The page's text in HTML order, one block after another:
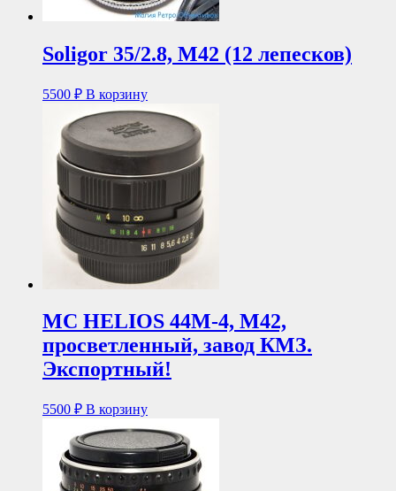
Soligor 35/2.8, M42 (12 лепесков)
5500 ₽ В корзину
MC HELIOS 44M-4, М42,
просветленный, завод КМЗ.
Экспортный!
5500 ₽ В корзину